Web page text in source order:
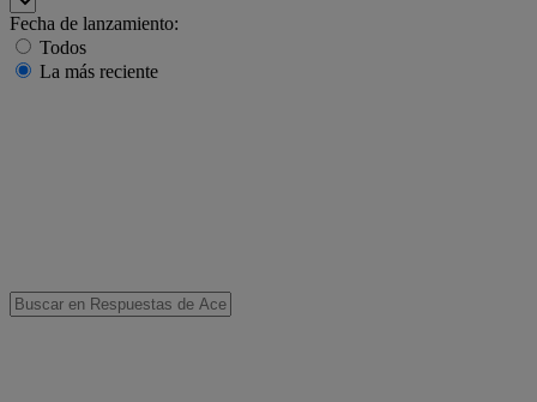
Fecha de lanzamiento:
Todos
La más reciente